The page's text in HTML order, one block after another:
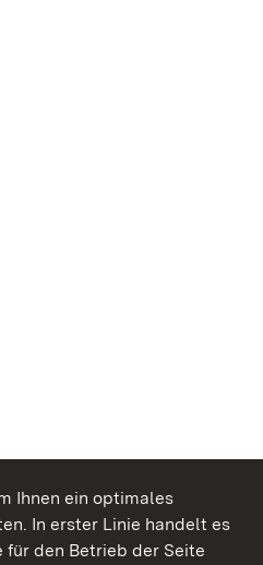
Ihnen ein optimales
In erster Linie handelt es
für den Betrieb der Seite